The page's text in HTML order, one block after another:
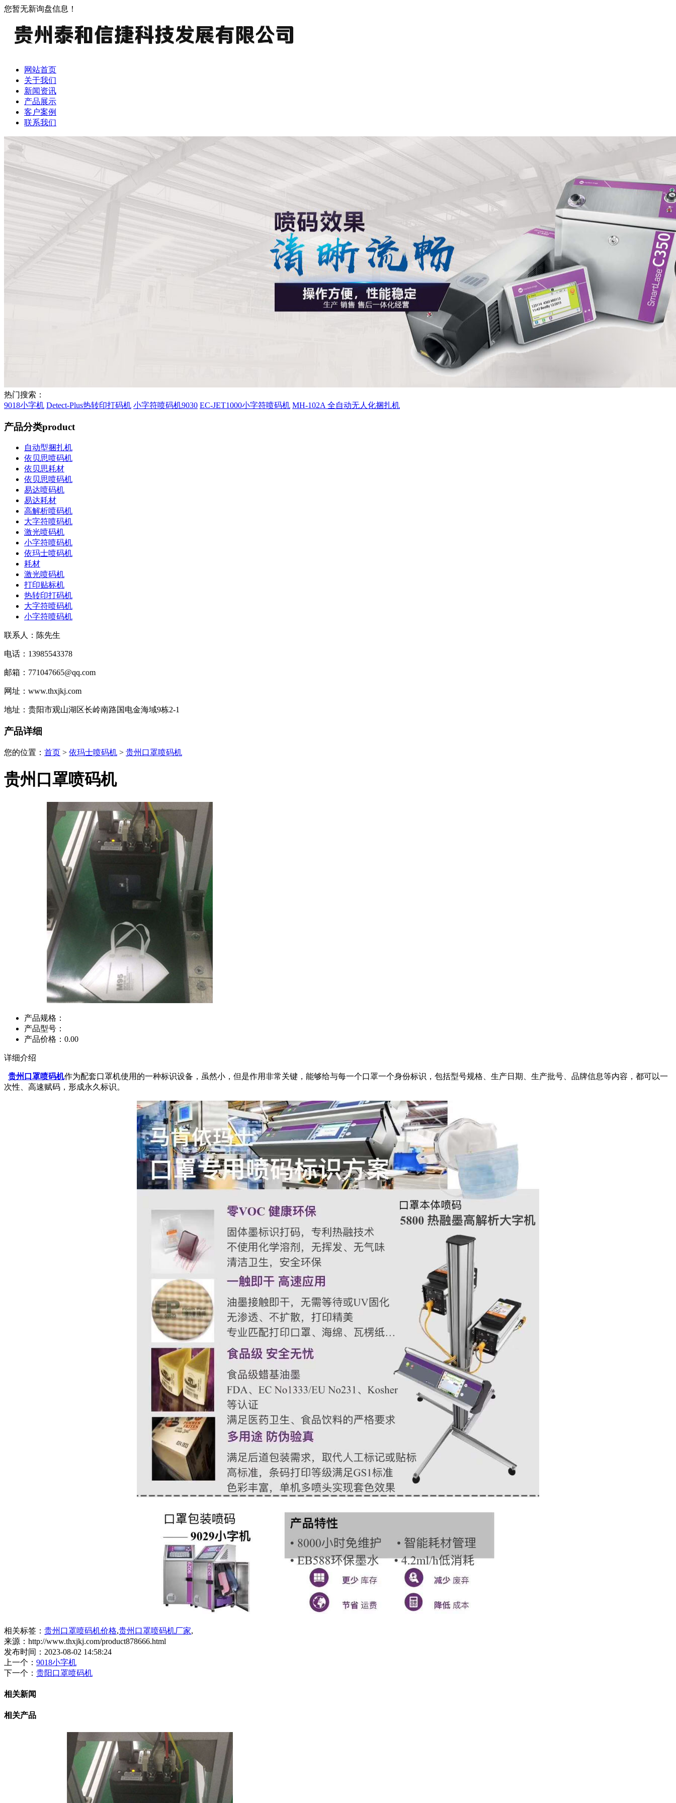
您暂无新询盘信息！
网站首页
关于我们
新闻资讯
产品展示
客户案例
联系我们
热门搜索：
9018小字机 Detect-Plus热转印打码机 小字符喷码机9030 EC-JET1000小字符喷码机 MH-102A 全自动无人化捆扎机
产品分类product
自动型捆扎机
依贝思喷码机
依贝思耗材
依贝思喷码机
易达喷码机
易达耗材
高解析喷码机
大字符喷码机
激光喷码机
小字符喷码机
依玛士喷码机
耗材
激光喷码机
打印贴标机
热转印打码机
大字符喷码机
小字符喷码机
联系人：陈先生
电话：13985543378
邮箱：771047665@qq.com
网址：www.thxjkj.com
地址：贵阳市观山湖区长岭南路国电金海域9栋2-1
产品详细
您的位置： 首页 > 依玛士喷码机 > 贵州口罩喷码机
贵州口罩喷码机
产品规格：
产品型号：
产品价格：0.00
详细介绍
贵州口罩喷码机作为配套口罩机使用的一种标识设备，虽然小，但是作用非常关键，能够给与每一个口罩一个身份标识，包括型号规格、生产日期、生产批号、品牌信息等内容，都可以一
次性、高速赋码，形成永久标识。
相关标签： 贵州口罩喷码机价格,贵州口罩喷码机厂家,
来源：http://www.thxjkj.com/product878666.html
发布时间：2023-08-02 14:58:24
上一个： 9018小字机
下一个： 贵阳口罩喷码机
相关新闻
相关产品